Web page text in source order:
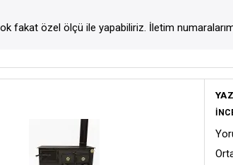
fakat özel ölçü ile yapabiliriz. İletim